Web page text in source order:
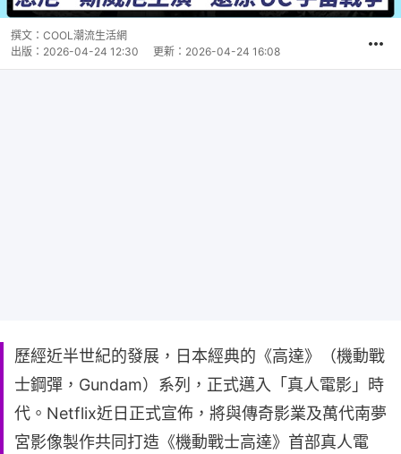
撰文： COOL潮流生活網
出版： 2026-04-24 12:30 更新： 2026-04-24 16:08
歷經近半世紀的發展，日本經典的《高達》（機動戰
士鋼彈，Gundam）系列，正式邁入「真人電影」時
代。Netflix近日正式宣佈，將與傳奇影業及萬代南夢
宮影像製作共同打造《機動戰士高達》首部真人電